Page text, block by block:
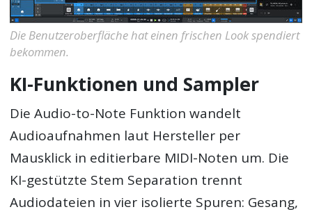
Die Benutzeroberfläche hat einen frischen Look spendiert
bekommen.
KI-Funktionen und Sampler
Die Audio-to-Note Funktion wandelt
Audioaufnahmen laut Hersteller per
Mausklick in editierbare MIDI-Noten um. Die
KI-gestützte Stem Separation trennt
Audiodateien in vier isolierte Spuren: Gesang,